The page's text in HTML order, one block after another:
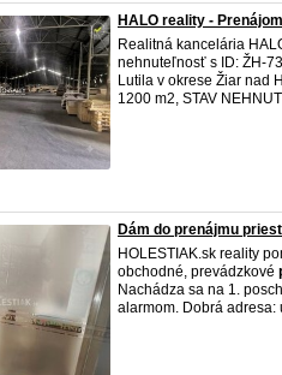
HALO reality -
Realitná kancelária
nehnuteľnosť s ID: ŽH-
Lutila v okrese Žiar nad
1200 m2, STAV
Dám do prenájmu
HOLESTIAK.sk reality
obchodné, prevádzkové
Nachádza sa na 1.
alarmom. Dobrá adresa: